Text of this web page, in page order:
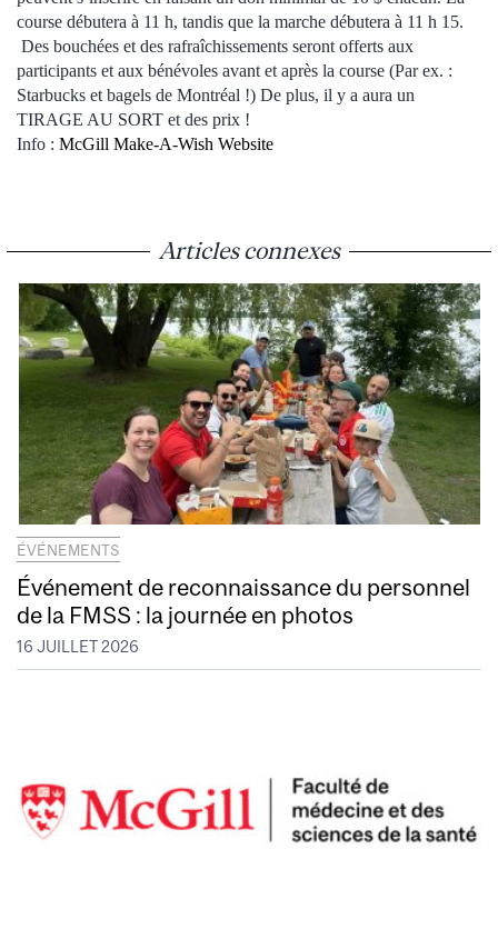
course débutera à 11 h, tandis que la marche débutera à 11 h 15.
Des bouchées et des rafraîchissements seront offerts aux
participants et aux bénévoles avant et après la course (Par ex. :
Starbucks et bagels de Montréal !) De plus, il y a aura un
TIRAGE AU SORT et des prix !
Info : McGill Make-A-Wish Website
Articles connexes
ÉVÉNEMENTS
Événement de reconnaissance du personnel
de la FMSS : la journée en photos
16 JUILLET 2026